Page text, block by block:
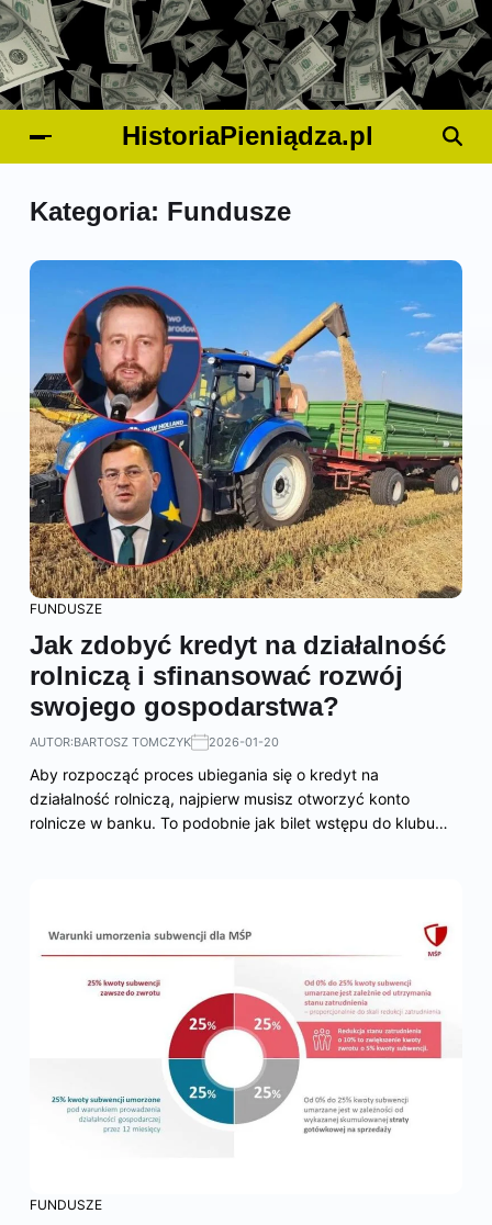
HistoriaPieniądza.pl
Kategoria: Fundusze
FUNDUSZE
Jak zdobyć kredyt na działalność
rolniczą i sfinansować rozwój
swojego gospodarstwa?
AUTOR:BARTOSZ TOMCZYK 2026-01-20
Aby rozpocząć proces ubiegania się o kredyt na
działalność rolniczą, najpierw musisz otworzyć konto
rolnicze w banku. To podobnie jak bilet wstępu do klubu…
FUNDUSZE